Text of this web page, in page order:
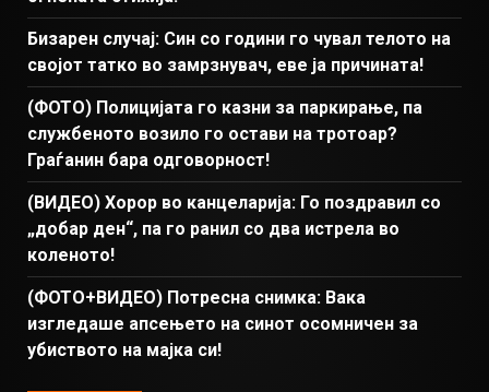
Бизарен случај: Син со години го чувал телото на
својот татко во замрзнувач, еве ја причината!
(ФОТО) Полицијата го казни за паркирање, па
службеното возило го остави на тротоар?
Граѓанин бара одговорност!
(ВИДЕО) Хорор во канцеларија: Го поздравил со
„добар ден“, па го ранил со два истрела во
коленото!
(ФОТО+ВИДЕО) Потресна снимка: Вака
изгледаше апсењето на синот осомничен за
убиството на мајка си!